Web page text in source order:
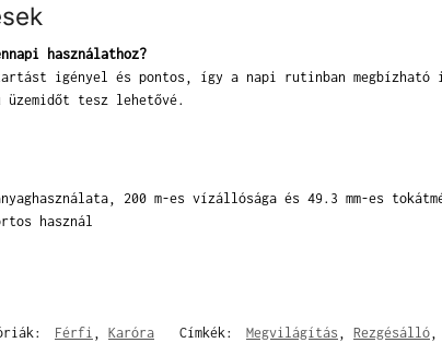
használathoz?
igényel és pontos, így a napi rutinban megbízható
üzemidőt tesz lehetővé.
anyaghasználata, 200 m-es vízállósága és 49.3 mm-es
használ
Férfi , Karóra Címkék: Megvilágítás , Rezgésálló,